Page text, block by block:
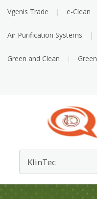
Vgenis Trade e-Clean
Air Purification Systems
Green and Clean